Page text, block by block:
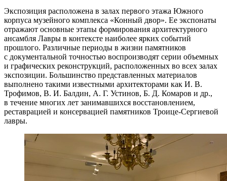
Экспозиция расположена в залах первого этажа Южного
корпуса музейного комплекса «Конный двор». Ее экспонаты
отражают основные этапы формирования архитектурного
ансамбля Лавры в контексте наиболее ярких событий
прошлого. Различные периоды в жизни памятников
с документальной точностью воспроизводят серии объемных
и графических реконструкций, расположенных во всех залах
экспозиции. Большинство представленных материалов
выполнено такими известными архитекторами как И. В.
Трофимов, В. И. Балдин, А. Г. Устинов, Б. Д. Комаров и др.,
в течение многих лет занимавшихся восстановлением,
реставрацией и консервацией памятников Троице-Сергиевой
лавры.